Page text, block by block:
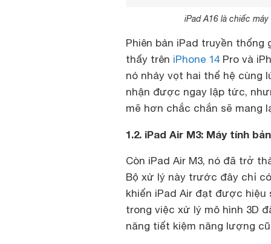
iPad A16 là chiếc
Phiên bản iPad truyền
thấy trên iPhone 14Pro và
nó nhảy vọt hai thế hệ cùng
nhận được ngay lập tức,
mẽ hơn chắc chắn sẽ mang
1.2. iPad Air M3: Máy tính
Còn iPad Air M3, nó đã trở
Bộ xử lý này trước đây chỉ
khiến iPad Air đạt được
trong việc xử lý mô hình 3D
năng tiết kiệm năng lượng